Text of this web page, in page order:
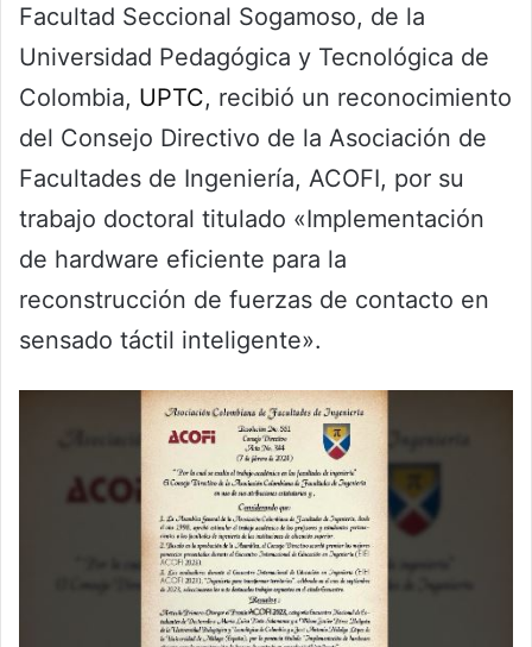
Facultad Seccional Sogamoso, de la
Universidad Pedagógica y Tecnológica de
Colombia, UPTC, recibió un reconocimiento
del Consejo Directivo de la Asociación de
Facultades de Ingeniería, ACOFI, por su
trabajo doctoral titulado «Implementación
de hardware eficiente para la
reconstrucción de fuerzas de contacto en
sensado táctil inteligente».